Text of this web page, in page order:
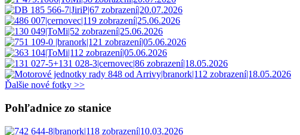
Ďalšie nové fotky >>
Pohľadnice zo stanice